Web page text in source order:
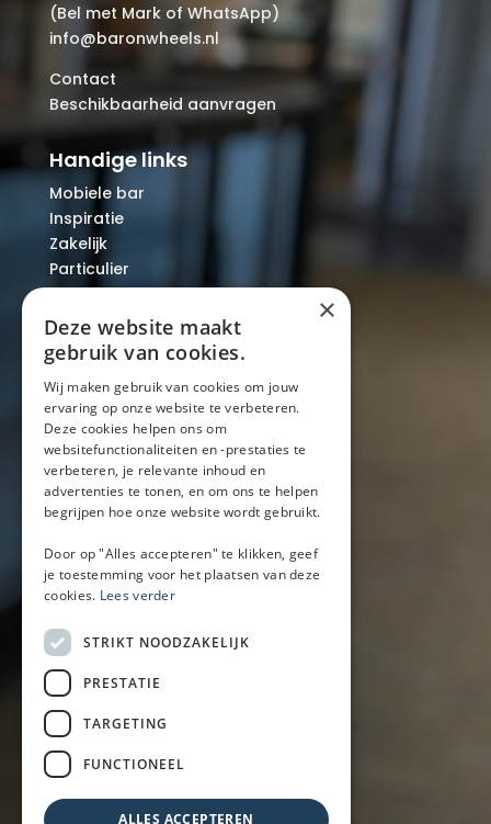
(Bel met Mark of WhatsApp)
info@baronwheels.nl
Contact
Beschikbaarheid aanvragen
Handige links
Mobiele bar
Inspiratie
Zakelijk
Particulier
Over ons
Blog
Locaties
Mobiele bar
Mobiele bar huren
Bier/wijn/fris bar
Champagnebar
Wijnbar
Aperol spritz bar
Arrangementen
Lunch
Borrel met hapjes
BBQ
Buffet
Walking dinner
×
Deze website maakt
gebruik van cookies.
Wij maken gebruik van cookies om jouw
ervaring op onze website te verbeteren.
Deze cookies helpen ons om
websitefunctionaliteiten en -prestaties te
verbeteren, je relevante inhoud en
advertenties te tonen, en om ons te helpen
begrijpen hoe onze website wordt gebruikt.
Door op "Alles accepteren" te klikken, geef
je toestemming voor het plaatsen van deze
cookies. Lees verder
STRIKT NOODZAKELIJK
PRESTATIE
TARGETING
FUNCTIONEEL
ALLES ACCEPTEREN